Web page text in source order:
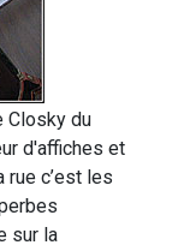
Closky du
d'affiches et
rue c’est les
sur la